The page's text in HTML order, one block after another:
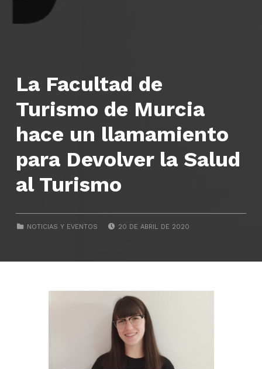
La Facultad de
Turismo de Murcia
hace un llamamiento
para Devolver la Salud
al Turismo
CATEGORIZED IN:
NOTICIAS Y EVENTOS 20 DE ABRIL DE 2020